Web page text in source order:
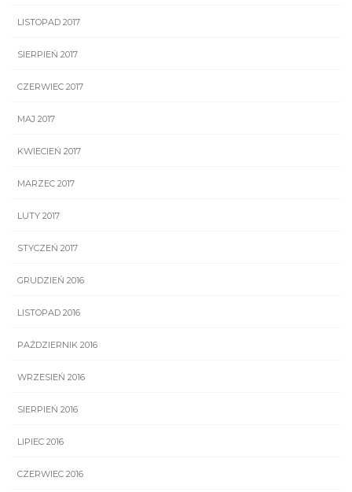
LISTOPAD 2017
SIERPIEŃ 2017
CZERWIEC 2017
MAJ 2017
KWIECIEŃ 2017
MARZEC 2017
LUTY 2017
STYCZEŃ 2017
GRUDZIEŃ 2016
LISTOPAD 2016
PAŹDZIERNIK 2016
WRZESIEŃ 2016
SIERPIEŃ 2016
LIPIEC 2016
CZERWIEC 2016